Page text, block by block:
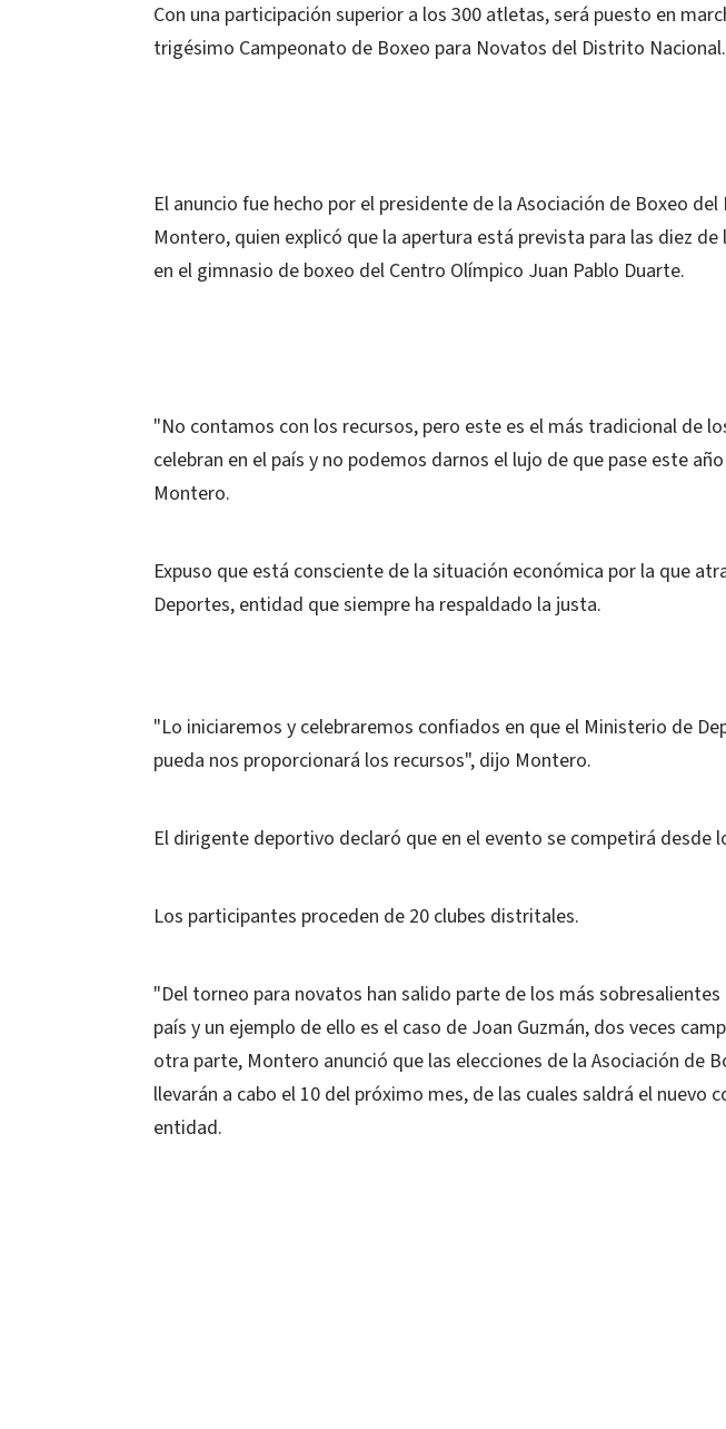
Con una participación superior a los 300 atletas, será puesto en
trigésimo Campeonato de Boxeo para Novatos del Distrito Nacional.
El anuncio fue hecho por el presidente de la Asociación de Boxeo
Montero, quien explicó que la apertura está prevista para las diez
en el gimnasio de boxeo del Centro Olímpico Juan Pablo Duarte.
"No contamos con los recursos, pero este es el más tradicional de
celebran en el país y no podemos darnos el lujo de que pase este
Montero.
Expuso que está consciente de la situación económica por la que
Deportes, entidad que siempre ha respaldado la justa.
"Lo iniciaremos y celebraremos confiados en que el Ministerio de
pueda nos proporcionará los recursos", dijo Montero.
El dirigente deportivo declaró que en el evento se competirá desde
Los participantes proceden de 20 clubes distritales.
"Del torneo para novatos han salido parte de los más
país y un ejemplo de ello es el caso de Joan Guzmán, dos veces
otra parte, Montero anunció que las elecciones de la Asociación de
llevarán a cabo el 10 del próximo mes, de las cuales saldrá el nuevo
entidad.